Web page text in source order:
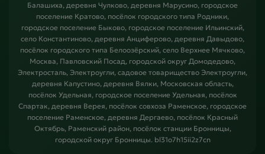
Балашиха, деревня Чулково, деревня Марусино, городское
поселение Кратово, посёлок городского типа Родники,
городское поселение Быково, городское поселение Ильинский,
село Константиново, деревня Анциферово, деревня Давыдово,
посёлок городского типа Белоозёрский, село Верхнее Мячково,
Москва, Павловский Посад, городской округ Домодедово,
Электросталь, Электроугли, садовое товарищество Электроугли,
деревня Капустино, деревня Вялки, Московская область,
посёлок Удельная, городское поселение Удельная, посёлок
Спартак, деревня Верея, посёлок совхоза Раменское, городское
поселение Раменское, деревня Дергаево, посёлок Красный
Октябрь, Раменский район, посёлок станции Бронницы,
городской округ Бронницы. bl31o7h15ii2z7cn